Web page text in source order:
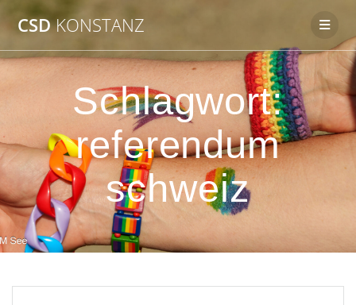
CSDKONSTANZ
Schlagwort:
referendum
schweiz